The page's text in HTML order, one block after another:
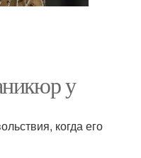
у
когда его